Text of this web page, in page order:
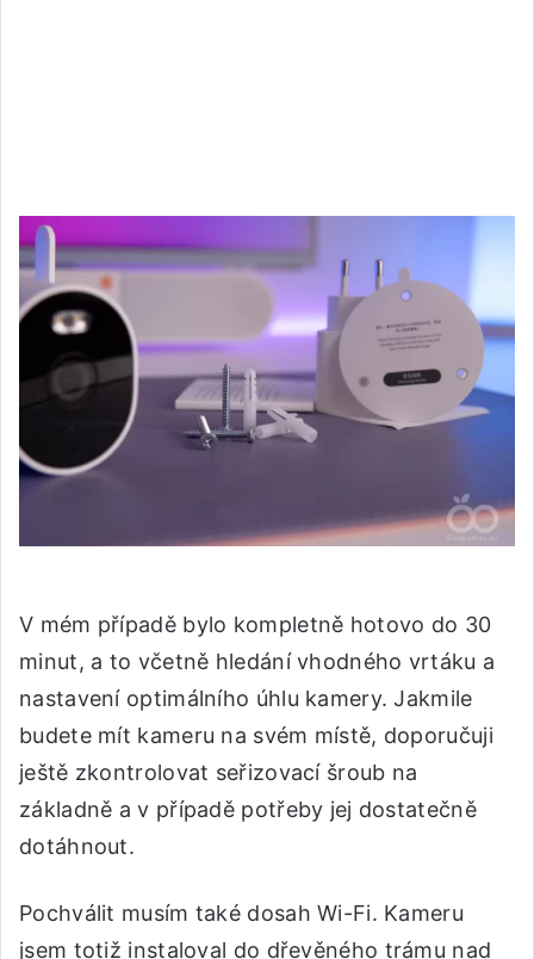
V mém případě bylo kompletně hotovo do 30
minut, a to včetně hledání vhodného vrtáku a
nastavení optimálního úhlu kamery. Jakmile
budete mít kameru na svém místě, doporučuji
ještě zkontrolovat seřizovací šroub na
základně a v případě potřeby jej dostatečně
dotáhnout.
Pochválit musím také dosah Wi-Fi. Kameru
jsem totiž instaloval do dřevěného trámu nad